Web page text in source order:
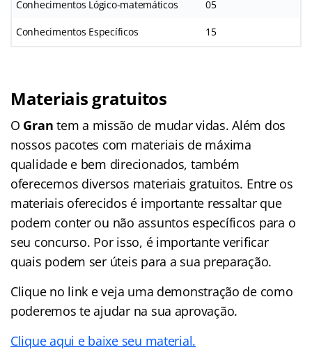
Conhecimentos Lógico-matemáticos 05
Conhecimentos Específicos 15
Materiais gratuitos
O Grantem a missão de mudar vidas. Além dos
nossos pacotes com materiais de máxima
qualidade e bem direcionados, também
oferecemos diversos materiais gratuitos. Entre os
materiais oferecidos é importante ressaltar que
podem conter ou não assuntos específicos para o
seu concurso. Por isso, é importante verificar
quais podem ser úteis para a sua preparação.
Clique no link e veja uma demonstração de como
poderemos te ajudar na sua aprovação.
Clique aqui e baixe seu material.